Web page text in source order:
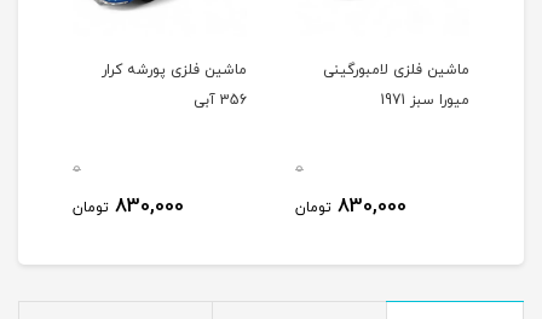
ماشین فلزی لامبورگینی
میورا سبز 1971
0
830,000 تومان
ماشین فلزی پورشه کرار
356 آبی
0
830,000 تومان